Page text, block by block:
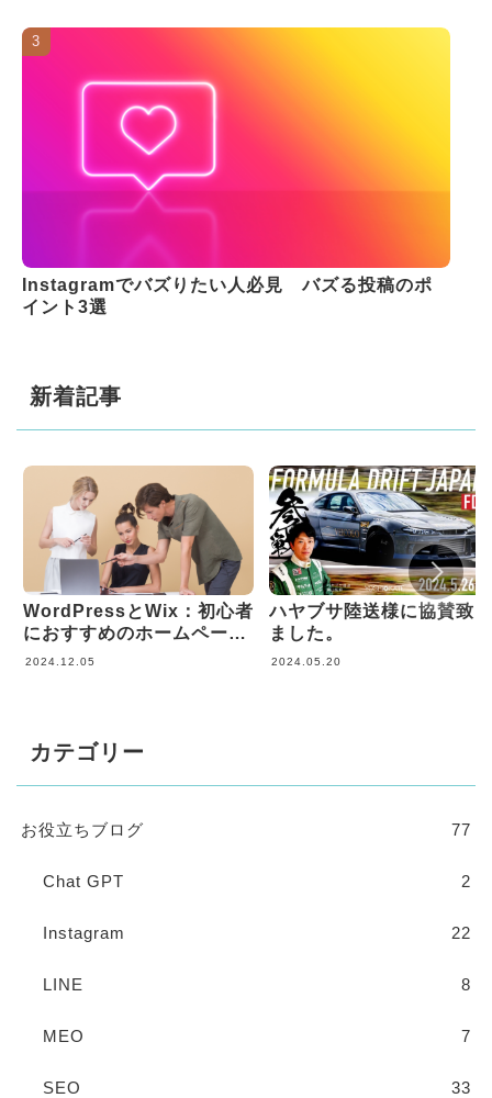
Instagramでバズりたい人必見 バズる投稿のポ
イント3選
新着記事
WordPressとWix：初心者
におすすめのホームページ
制作ツール徹底比較
2024.12.05
ハヤブサ陸送様に協賛致
ました。
2024.05.20
カテゴリー
お役立ちブログ 77
Chat GPT 2
Instagram 22
LINE 8
MEO 7
SEO 33